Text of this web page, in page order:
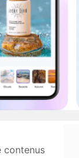
contenus